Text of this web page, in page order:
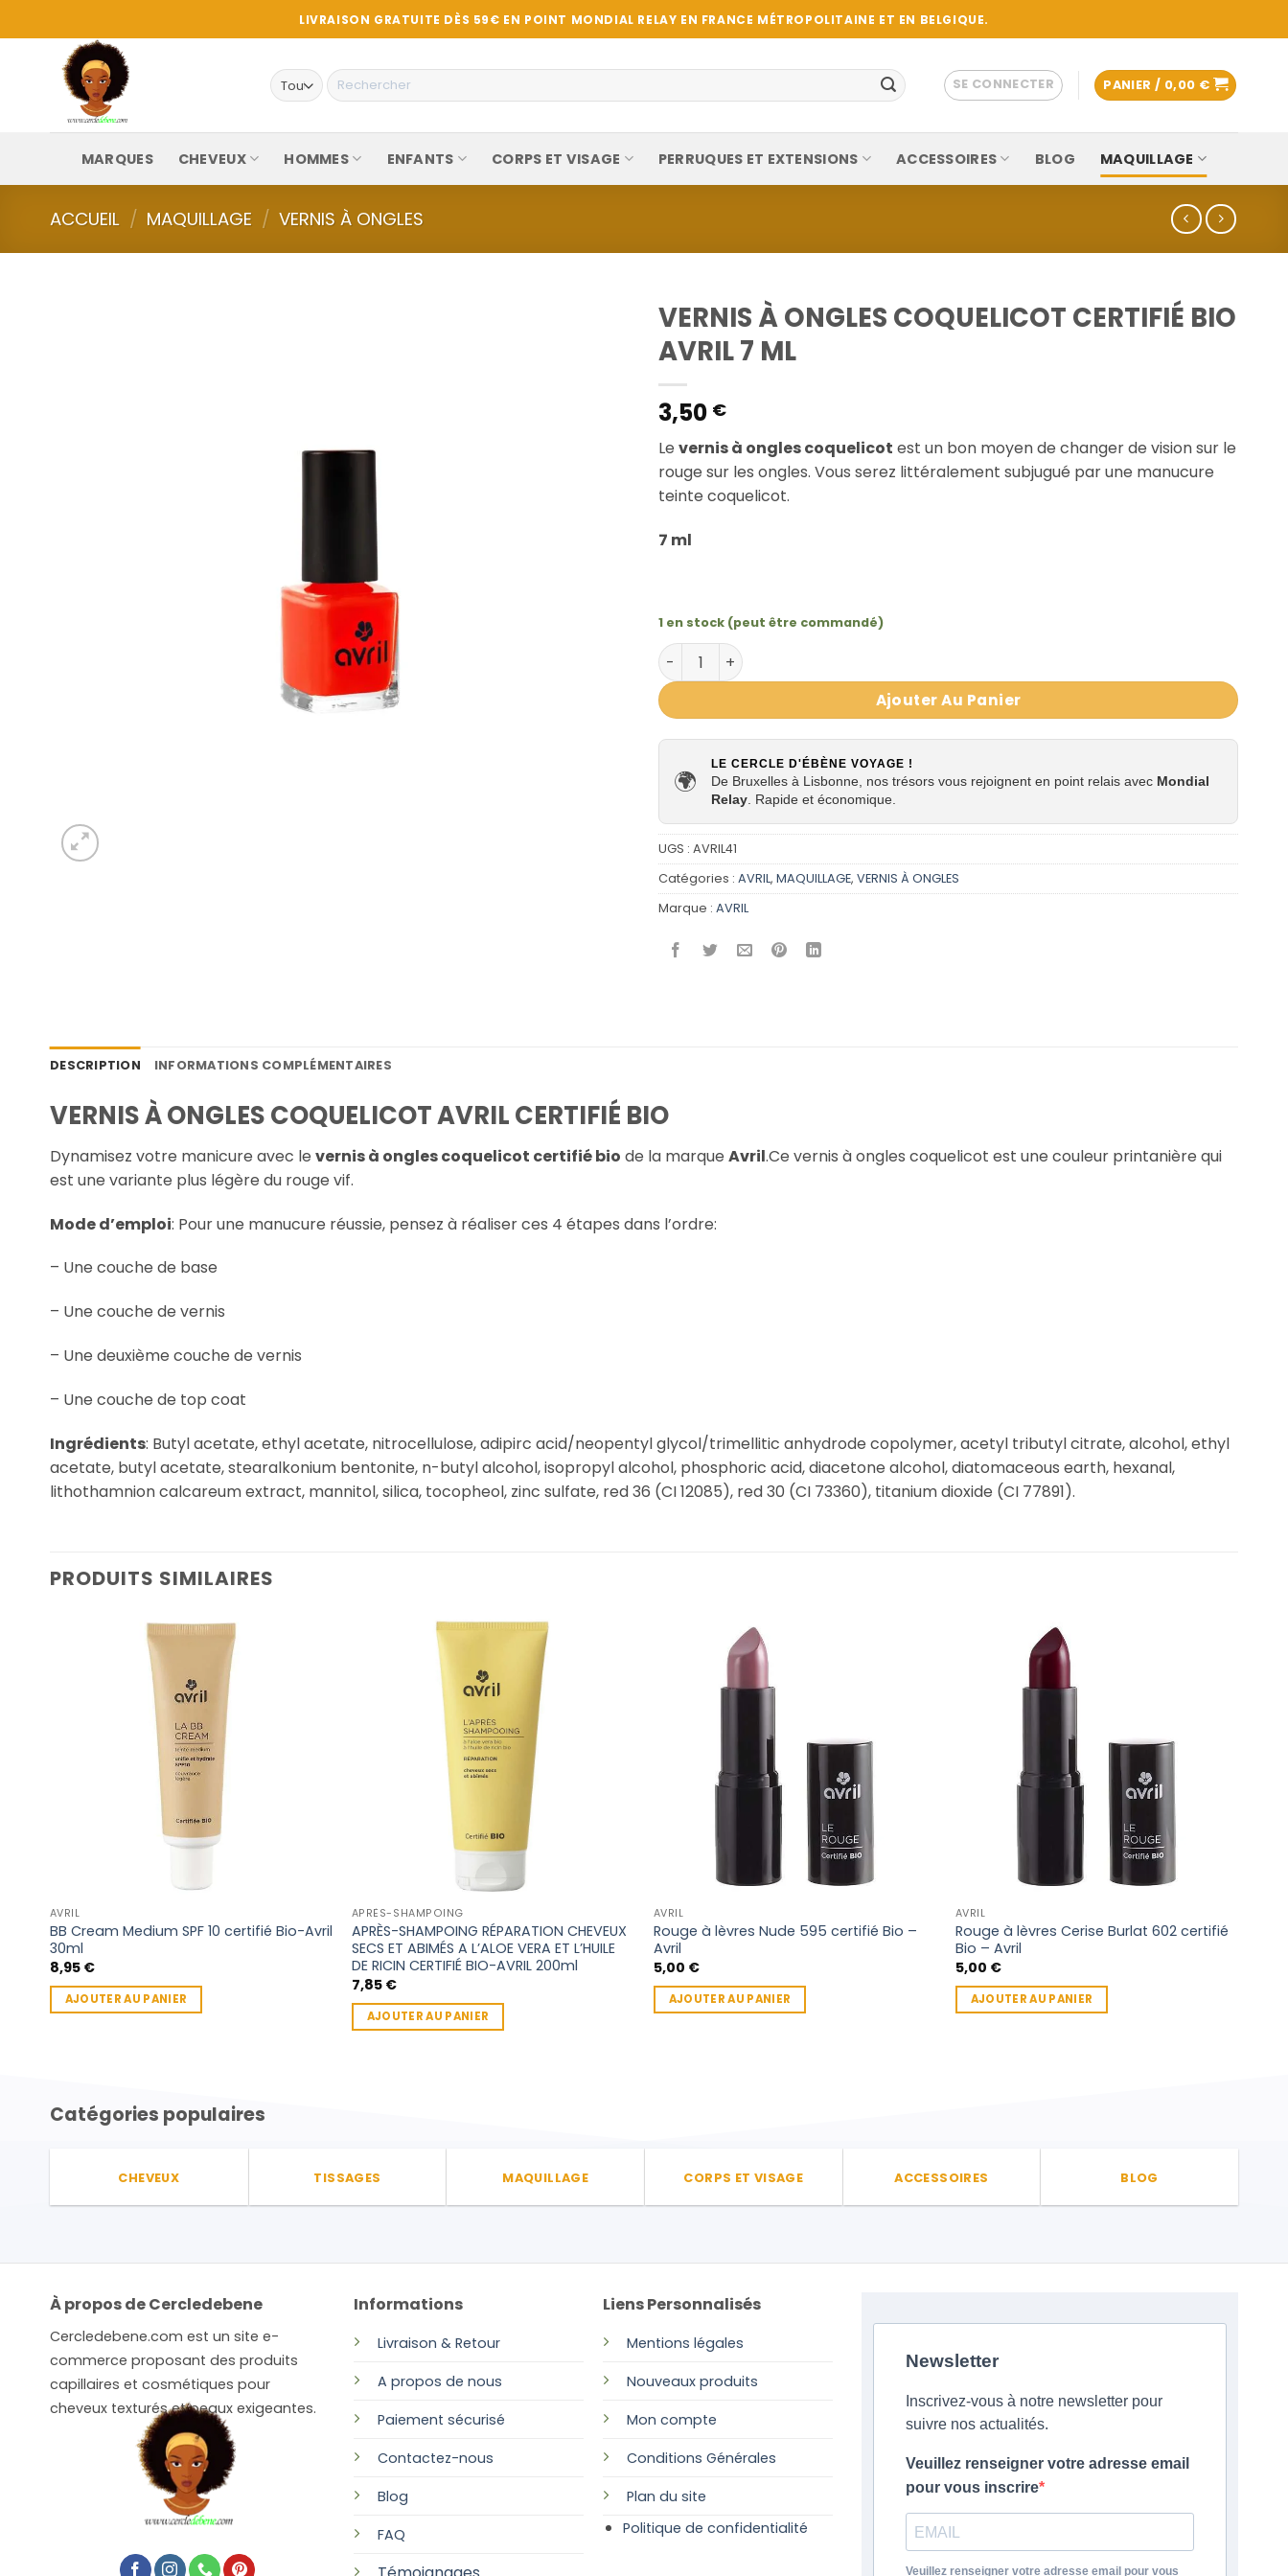
au
LIVRAISON GRATUITE DÈS 59€ EN POINT MONDIAL RELAY EN FRANCE MÉTROPOLITAINE ET EN BELGIQUE.
Recherche
pour :
SE CONNECTER PANIER / 0,00 €
MARQUES CHEVEUX HOMMES ENFANTS CORPS ET VISAGE PERRUQUES ET EXTENSIONS ACCESSOIRES BLOG MAQUILLAGE
ACCUEIL / MAQUILLAGE / VERNIS À ONGLES
VERNIS À ONGLES COQUELICOT CERTIFIÉ BIO
AVRIL 7 ML
3,50 €
Le vernis à ongles coquelicot est un bon moyen de changer de vision sur le
rouge sur les ongles. Vous serez littéralement subjugué par une manucure
teinte coquelicot.
7 ml
1 en stock (peut être commandé)
quantité de VERNIS À ONGLES COQUELICOT CERTIFIÉ BIO AVRIL 7 ML
Ajouter Au Panier
🌍
LE CERCLE D'ÉBÈNE VOYAGE !
De Bruxelles à Lisbonne, nos trésors vous rejoignent en point relais avec Mondial
Relay . Rapide et économique.
UGS : AVRIL41
Catégories : AVRIL, MAQUILLAGE, VERNIS À ONGLES
Marque : AVRIL
DESCRIPTION INFORMATIONS COMPLÉMENTAIRES
VERNIS À ONGLES COQUELICOT AVRIL CERTIFIÉ BIO
Dynamisez votre manicure avec le vernis à ongles coquelicot certifié bio de la marque Avril.Ce vernis à ongles coquelicot est une couleur printanière qui
est une variante plus légère du rouge vif.
Mode d’emploi: Pour une manucure réussie, pensez à réaliser ces 4 étapes dans l’ordre:
– Une couche de base
– Une couche de vernis
– Une deuxième couche de vernis
– Une couche de top coat
Ingrédients: Butyl acetate, ethyl acetate, nitrocellulose, adipirc acid/neopentyl glycol/trimellitic anhydrode copolymer, acetyl tributyl citrate, alcohol, ethyl
acetate, butyl acetate, stearalkonium bentonite, n-butyl alcohol, isopropyl alcohol, phosphoric acid, diacetone alcohol, diatomaceous earth, hexanal,
lithothamnion calcareum extract, mannitol, silica, tocopheol, zinc sulfate, red 36 (CI 12085), red 30 (CI 73360), titanium dioxide (CI 77891).
PRODUITS SIMILAIRES
AVRIL
BB Cream Medium SPF 10 certifié Bio-Avril
30ml
8,95 €
AJOUTER AU PANIER
APRÈS-SHAMPOING
APRÈS-SHAMPOING RÉPARATION CHEVEUX
SECS ET ABIMÉS A L’ALOE VERA ET L’HUILE
DE RICIN CERTIFIÉ BIO-AVRIL 200ml
7,85 €
AJOUTER AU PANIER
AVRIL
Rouge à lèvres Nude 595 certifié Bio –
Avril
5,00 €
AJOUTER AU PANIER
AVRIL
Rouge à lèvres Cerise Burlat 602 certifié
Bio – Avril
5,00 €
AJOUTER AU PANIER
Catégories populaires
CHEVEUX TISSAGES MAQUILLAGE CORPS ET VISAGE ACCESSOIRES BLOG
À propos de Cercledebene
Cercledebene.com est un site e-
commerce proposant des produits
capillaires et cosmétiques pour
cheveux texturés et peaux exigeantes.
Informations
Livraison & Retour
A propos de nous
Paiement sécurisé
Contactez-nous
Blog
FAQ
Liens Personnalisés
Mentions légales
Nouveaux produits
Mon compte
Conditions Générales
Plan du site
Politique de confidentialité
Newsletter
Inscrivez-vous à notre newsletter pour
suivre nos actualités.
Veuillez renseigner votre adresse email
pour vous inscrire
Veuillez renseigner votre adresse email pour vous